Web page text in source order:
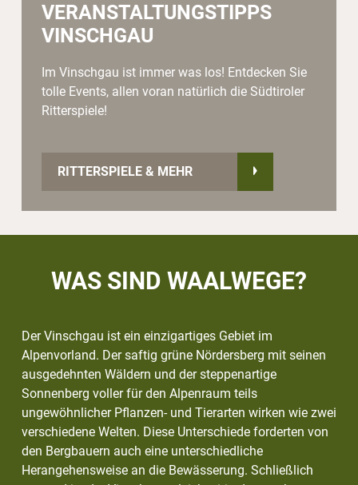
VERANSTALTUNGSTIPPS
VINSCHGAU
Im Vinschgau ist immer was los! Entdecken Sie
tolle Events, allen voran natürlich die Südtiroler
Ritterspiele!
RITTERSPIELE & MEHR
WAS SIND WAALWEGE?
Der Vinschgau ist ein einzigartiges Gebiet im
Alpenvorland. Der saftig grüne Nördersberg mit seinen
ausgedehnten Wäldern und der steppenartige
Sonnenberg voller für den Alpenraum teils
ungewöhnlicher Pflanzen- und Tierarten wirken wie zwei
verschiedene Welten. Diese Unterschiede forderten von
den Bergbauern auch eine unterschiedliche
Herangehensweise an die Bewässerung. Schließlich